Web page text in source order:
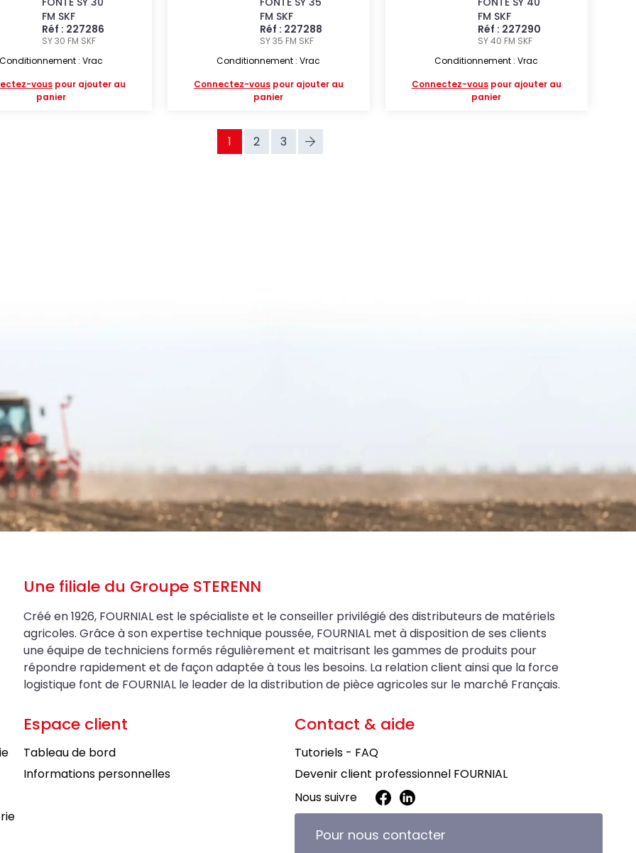
FM SKF
Réf : 227286
SY 30 FM SKF
: Vrac
vous pour ajouter au
panier
FM SKF
Réf : 227288
SY 35 FM SKF
Conditionnement : Vrac
Connectez-vouspour ajouter au
panier
FM SKF
Réf : 227290
SY 40 FM SKF
Conditionnement : Vrac
Connectez-vouspour ajouter au
panier
1 2 3
Une filiale du Groupe STERENN
Créé en 1926, FOURNIAL est le spécialiste et le conseiller privilégié des distributeurs de matériels
agricoles. Grâce à son expertise technique poussée, FOURNIAL met à disposition de ses clients
une équipe de techniciens formés régulièrement et maitrisant les gammes de produits pour
répondre rapidement et de façon adaptée à tous les besoins. La relation client ainsi que la force
logistique font de FOURNIAL le leader de la distribution de pièce agricoles sur le marché Français.
Espace client
Tableau de bord
Informations personnelles
Contact & aide
Tutoriels - FAQ
Devenir client professionnel FOURNIAL
Nous suivre
Pour nous contacter